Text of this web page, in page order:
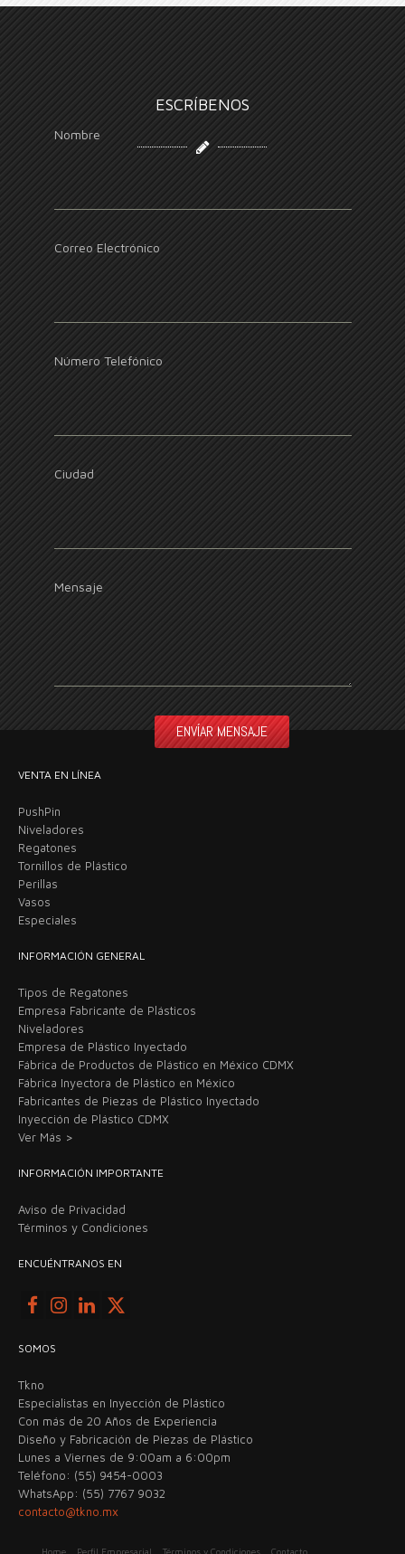
ESCRÍBENOS
Nombre
Correo Electrónico
Número Telefónico
Ciudad
Mensaje
VENTA EN LÍNEA
PushPin
Niveladores
Regatones
Tornillos de Plástico
Perillas
Vasos
Especiales
INFORMACIÓN GENERAL
Tipos de Regatones
Empresa Fabricante de Plásticos
Niveladores
Empresa de Plástico Inyectado
Fábrica de Productos de Plástico en México CDMX
Fábrica Inyectora de Plástico en México
Fabricantes de Piezas de Plástico Inyectado
Inyección de Plástico CDMX
Ver Más >
INFORMACIÓN IMPORTANTE
Aviso de Privacidad
Términos y Condiciones
ENCUÉNTRANOS EN
SOMOS
Tkno
Especialistas en Inyección de Plástico
Con más de 20 Años de Experiencia
Diseño y Fabricación de Piezas de Plástico
Lunes a Viernes de 9:00am a 6:00pm
Teléfono: (55) 9454-0003
WhatsApp: (55) 7767 9032
contacto@tkno.mx
Home Perfil Empresarial Términos y Condiciones Contacto